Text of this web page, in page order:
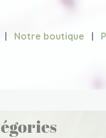
| Notre boutique |